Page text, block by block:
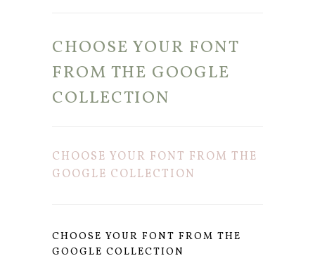
CHOOSE YOUR FONT
FROM THE GOOGLE
COLLECTION
CHOOSE YOUR FONT FROM THE
GOOGLE COLLECTION
CHOOSE YOUR FONT FROM THE
GOOGLE COLLECTION